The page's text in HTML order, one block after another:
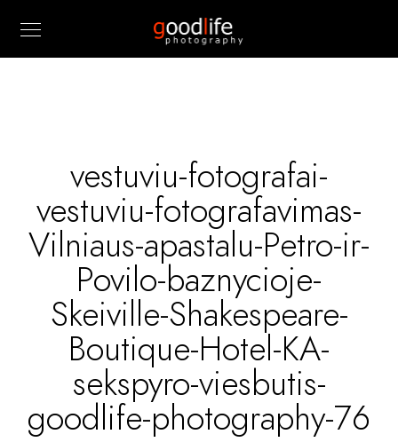
vestuviu-fotografai-
vestuviu-fotografavimas-
Vilniaus-apastalu-Petro-ir-
Povilo-baznycioje-
Skeiville-Shakespeare-
Boutique-Hotel-KA-
sekspyro-viesbutis-
goodlife-photography-76